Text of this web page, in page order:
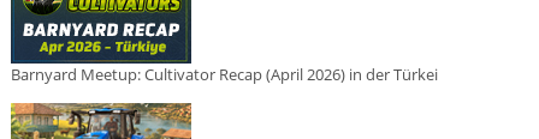
Barnyard Meetup: Cultivator Recap (April 2026) in der Türkei